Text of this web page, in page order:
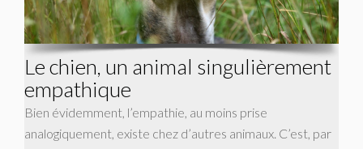
Le chien, un animal singulièrement
empathique
Bien évidemment, l’empathie, au moins prise
analogiquement, existe chez d’autres animaux. C’est, par